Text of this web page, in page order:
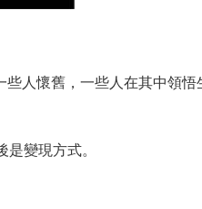
人懷舊，一些人在其中領悟
變現方式。